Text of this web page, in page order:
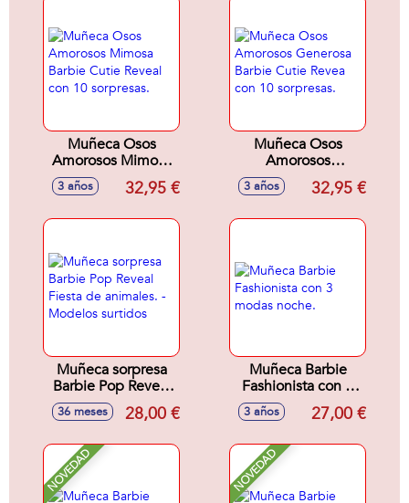
Muñeca Osos
Amorosos Mimosa
Barbie Cutie Reveal
con 10 sorpresas.
3 años 32,95 €
Muñeca Osos
Amorosos
Generosa Barbie
Cutie Revea con 10
3 años 32,95 €
Muñeca sorpresa
Barbie Pop Reveal
Fiesta de animales.
- Modelos surtidos
36 meses 28,00 €
Muñeca Barbie
Fashionista con 3
modas noche.
3 años 27,00 €
NOVEDAD NOVEDAD